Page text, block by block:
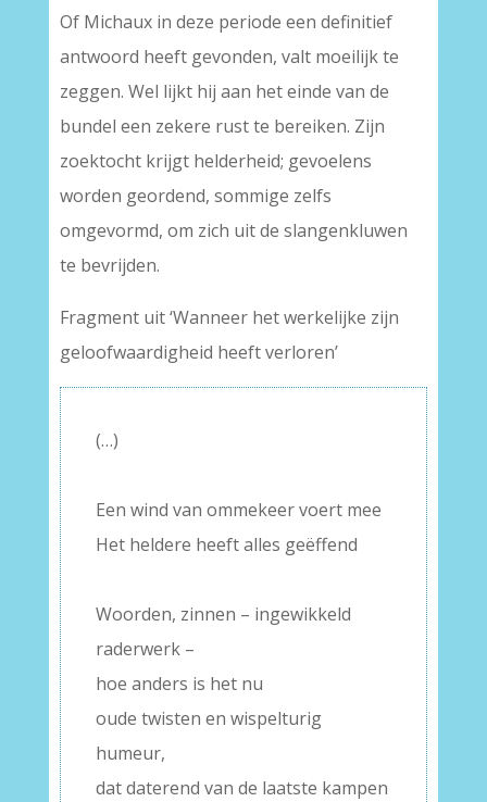
Of Michaux in deze periode een definitief
antwoord heeft gevonden, valt moeilijk te
zeggen. Wel lijkt hij aan het einde van de
bundel een zekere rust te bereiken. Zijn
zoektocht krijgt helderheid; gevoelens
worden geordend, sommige zelfs
omgevormd, om zich uit de slangenkluwen
te bevrijden.
Fragment uit ‘Wanneer het werkelijke zijn
geloofwaardigheid heeft verloren’
(…)
Een wind van ommekeer voert mee
Het heldere heeft alles geëffend
Woorden, zinnen – ingewikkeld
raderwerk –
hoe anders is het nu
oude twisten en wispelturig
humeur,
dat daterend van de laatste kampen